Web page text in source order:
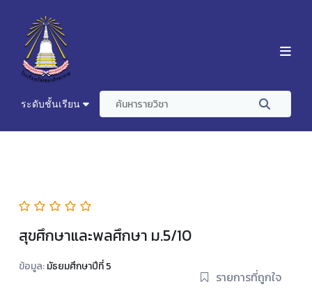
ระดับชั้นเรียน
สุขศึกษาและพลศึกษา ม.5/10
ข้อมูล:มัธยมศึกษาปีที่ 5
รายการที่ถูกใจ